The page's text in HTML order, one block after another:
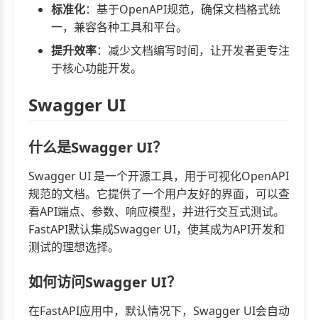
标准化：基于OpenAPI规范，确保文档格式统
一，兼容各种工具和平台。
提升效率：减少文档编写时间，让开发者更专注
于核心功能开发。
Swagger UI
什么是Swagger UI？
Swagger UI 是一个开源工具，用于可视化OpenAPI
规范的文档。它提供了一个用户友好的界面，可以查
看API端点、参数、响应模型，并进行交互式测试。
FastAPI默认集成Swagger UI，使其成为API开发和
测试的理想选择。
如何访问Swagger UI？
在FastAPI应用中，默认情况下，Swagger UI会自动